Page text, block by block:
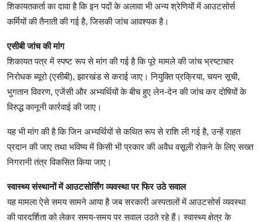
शिकायतकर्ता का दावा है कि इन पदों के अलावा भी अन्य श्रेणियों में आउटसोर्स
कर्मियों की तैनाती की गई है, जिसकी जांच आवश्यक है।
एसीबी जांच की मांग
शिकायत पत्र में स्पष्ट रूप से मांग की गई है कि पूरे मामले की जांच भ्रष्टाचार
निरोधक ब्यूरो (एसीबी), झारखंड से कराई जाए। नियुक्ति प्रक्रिया, चयन सूची,
भुगतान विवरण, एजेंसी और अभ्यर्थियों के बीच हुए लेन-देन की जांच कर दोषियों के
विरुद्ध कानूनी कार्रवाई की जाए।
यह भी मांग की है कि जिन अभ्यर्थियों से कथित रूप से राशि ली गई है, उन्हें राहत
प्रदान की जाए तथा भविष्य में किसी भी प्रकार की अवैध वसूली रोकने के लिए सख्त
निगरानी तंत्र विकसित किया जाए।
स्वास्थ्य संस्थानों में आउटसोर्सिंग व्यवस्था पर फिर उठे सवाल
यह मामला ऐसे समय सामने आया है जब सरकारी अस्पतालों में आउटसोर्स व्यवस्था
की पारदर्शिता को लेकर समय-समय पर सवाल उठते रहे हैं। स्वास्थ्य क्षेत्र के